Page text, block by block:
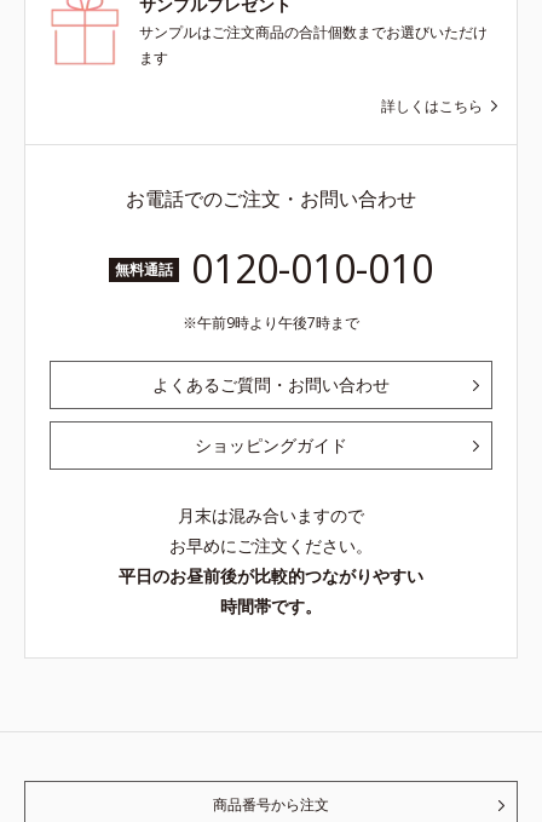
サンプルはご注文商品の合計個数までお選びいただけ
ます
詳しくはこちら
お電話でのご注文・お問い合わせ
無料通話 0120-010-010
午前9時より午後7時まで
よくあるご質問・お問い合わせ
ショッピングガイド
月末は混み合いますので
お早めにご注文ください。
平日のお昼前後が比較的つながりやすい
時間帯です。
商品番号から注文